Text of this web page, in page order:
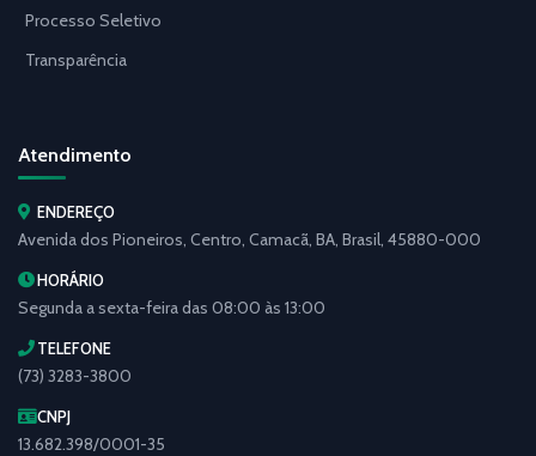
Processo Seletivo
Transparência
Atendimento
ENDEREÇO
Avenida dos Pioneiros, Centro, Camacã, BA, Brasil, 45880-000
HORÁRIO
Segunda a sexta-feira das 08:00 às 13:00
TELEFONE
(73) 3283-3800
CNPJ
13.682.398/0001-35